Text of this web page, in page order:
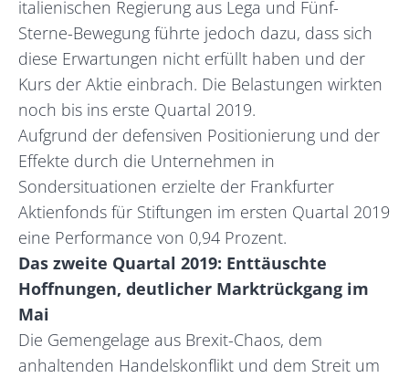
italienischen Regierung aus Lega und Fünf-
Sterne-Bewegung führte jedoch dazu, dass sich
diese Erwartungen nicht erfüllt haben und der
Kurs der Aktie einbrach. Die Belastungen wirkten
noch bis ins erste Quartal 2019.
Aufgrund der defensiven Positionierung und der
Effekte durch die Unternehmen in
Sondersituationen erzielte der Frankfurter
Aktienfonds für Stiftungen im ersten Quartal 2019
eine Performance von 0,94 Prozent.
Das zweite Quartal 2019: Enttäuschte
Hoffnungen, deutlicher Marktrückgang im
Mai
Die Gemengelage aus Brexit-Chaos, dem
anhaltenden Handelskonflikt und dem Streit um